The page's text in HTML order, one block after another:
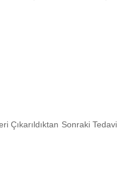
Çıkarıldıktan Sonraki Tedavi